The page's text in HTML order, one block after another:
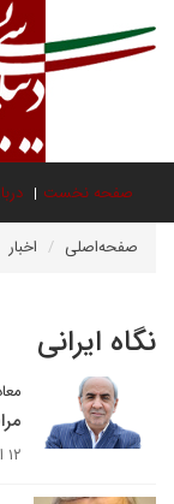
صفحه نخست
صفحه‌اصلی اخبار
نگاه ایرانی
۱۲ اردیبهشت ۱۴۰۵